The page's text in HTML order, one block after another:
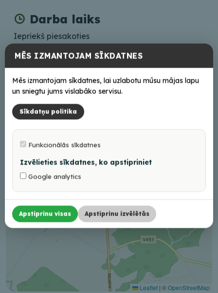
Darba laiks
Iepriekš piesakoties
+
Leaflet | ©OpenStreetMap
MĒS IZMANTOJAM SĪKDATNES
Mēs izmantojam sīkdatnes, lai uzlabotu mūsu mājas lapu
un sniegtu jums vislabāko servisu.
Sīkdatņu politika
Funkcionālās sīkdatnes
Izvēlieties sīkdatnes, ko apstipriniet
Google analytics
Apstiprinu visas Apstiprinu izvēlētās